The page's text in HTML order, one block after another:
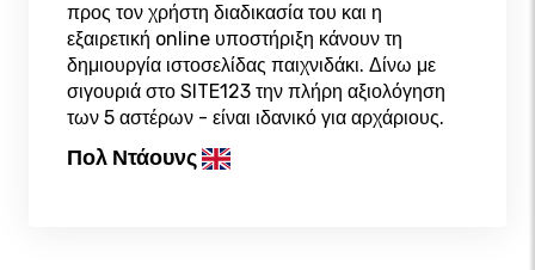
προς τον χρήστη διαδικασία του και η
εξαιρετική online υποστήριξη κάνουν τη
δημιουργία ιστοσελίδας παιχνιδάκι. Δίνω με
σιγουριά στο SITE123 την πλήρη αξιολόγηση
των 5 αστέρων - είναι ιδανικό για αρχάριους.
Πολ Ντάουνς